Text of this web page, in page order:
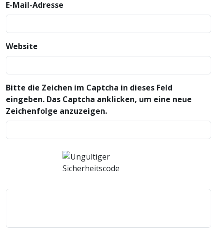
E-Mail-Adresse
Website
Bitte die Zeichen im Captcha in dieses Feld
eingeben. Das Captcha anklicken, um eine neue
Zeichenfolge anzuzeigen.